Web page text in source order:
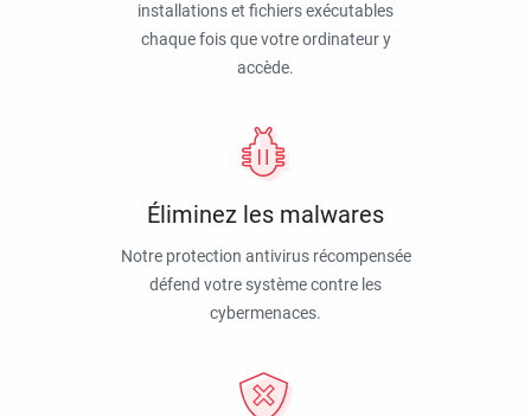
installations et fichiers exécutables
chaque fois que votre ordinateur y
accède.
Éliminez les malwares
Notre protection antivirus récompensée
défend votre système contre les
cybermenaces.